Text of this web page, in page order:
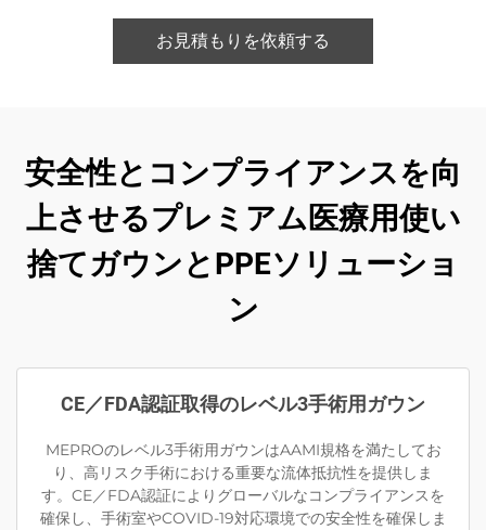
お見積もりを依頼する
安全性とコンプライアンスを向
上させるプレミアム医療用使い
捨てガウンとPPEソリューショ
ン
CE／FDA認証取得のレベル3手術用ガウン
MEPROのレベル3手術用ガウンはAAMI規格を満たしてお
り、高リスク手術における重要な流体抵抗性を提供しま
す。CE／FDA認証によりグローバルなコンプライアンスを
確保し、手術室やCOVID-19対応環境での安全性を確保しま